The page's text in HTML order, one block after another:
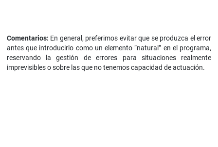
Comentarios: En general, preferimos evitar que se produzca el error
antes que introducirlo como un elemento “natural” en el programa,
reservando la gestión de errores para situaciones realmente
imprevisibles o sobre las que no tenemos capacidad de actuación.